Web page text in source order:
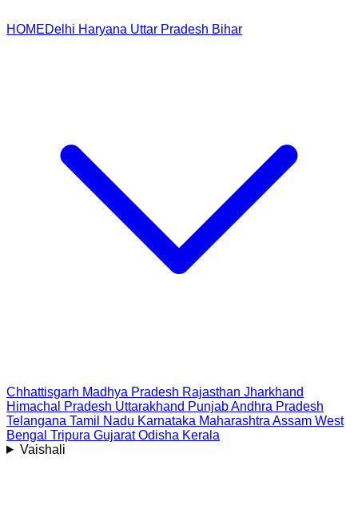
HOMEDelhi Haryana Uttar Pradesh Bihar
Chhattisgarh Madhya Pradesh Rajasthan Jharkhand
Himachal Pradesh Uttarakhand PunjabAndhra Pradesh
Telangana Tamil Nadu Karnataka Maharashtra Assam West
Bengal Tripura Gujarat Odisha Kerala
Vaishali